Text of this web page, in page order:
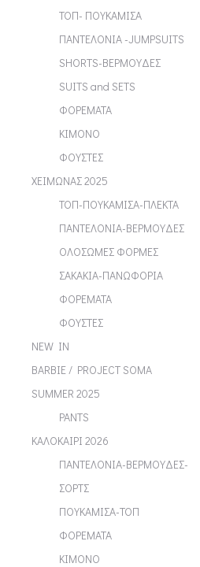
ΤΟΠ- ΠΟΥΚΑΜΙΣΑ
ΠΑΝΤΕΛΟΝΙΑ -JUMPSUITS
SHORTS-ΒΕΡΜΟΥΔΕΣ
SUITS and SETS
ΦΟΡΕΜΑΤΑ
ΚΙΜΟΝΟ
ΦΟΥΣΤΕΣ
ΧΕΙΜΩΝΑΣ 2025
ΤΟΠ-ΠΟΥΚΑΜΙΣΑ-ΠΛΕΚΤΑ
ΠΑΝΤΕΛΟΝΙΑ-ΒΕΡΜΟΥΔΕΣ
ΟΛΟΣΩΜΕΣ ΦΟΡΜΕΣ
ΣΑΚΑΚΙΑ-ΠΑΝΩΦΟΡΙΑ
ΦΟΡΕΜΑΤΑ
ΦΟΥΣΤΕΣ
NEW IN
BARBIE / PROJECT SOMA
SUMMER 2025
PANTS
ΚΑΛΟΚΑΙΡΙ 2026
ΠΑΝΤΕΛΟΝΙΑ-ΒΕΡΜΟΥΔΕΣ-
ΣΟΡΤΣ
ΠΟΥΚΑΜΙΣΑ-ΤΟΠ
ΦΟΡΕΜΑΤΑ
ΚΙΜΟΝΟ